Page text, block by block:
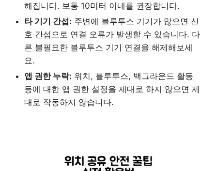
해집니다. 보통 10미터 이내를 권장합니다.
타 기기 간섭: 주변에 블루투스 기기가 많으면 신
호 간섭으로 연결 오류가 발생할 수 있습니다. 다
른 불필요한 블루투스 기기 연결을 해제해보세
요.
앱 권한 누락: 위치, 블루투스, 백그라운드 활동
등에 대한 앱 권한 설정을 제대로 하지 않으면 제
대로 작동하지 않습니다.